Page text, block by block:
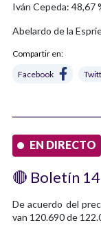
Iván Cepeda: 48,67
Abelardo de la
Compartir en:
Facebook
EN DIRECTO
🔴 Boletín 14
De acuerdo del
van 120.690 de